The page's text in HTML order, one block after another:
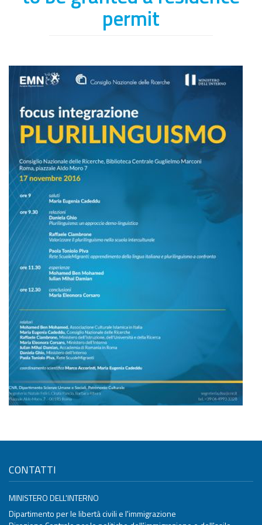
permit
CONTATTI
MINISTERO DELL'INTERNO
Dipartimento per le libertà civili e l'immigrazione